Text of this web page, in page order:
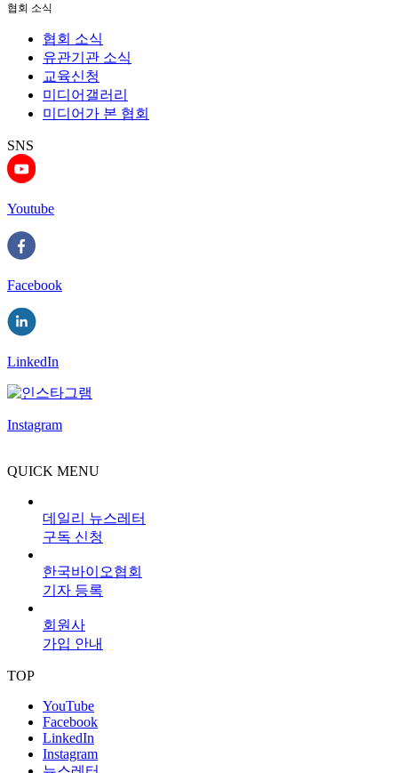
협회 소식
협회 소식
유관기관 소식
교육신청
미디어갤러리
미디어가 본 협회
SNS
Youtube
Facebook
LinkedIn
Instagram
QUICK MENU
데일리 뉴스레터
구독 신청
한국바이오협회
기자 등록
회원사
가입 안내
TOP
YouTube
Facebook
LinkedIn
Instagram